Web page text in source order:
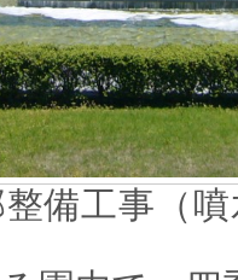
整備工事（